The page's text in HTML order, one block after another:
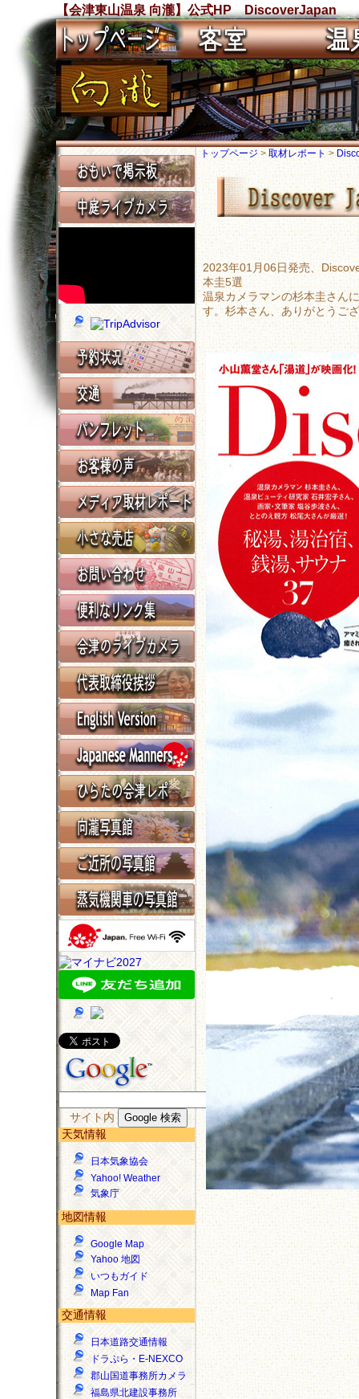
【会津東山温泉 向瀧】公式HP DiscoverJapan
サイト内
天気情報
日本気象協会
Yahoo! Weather
気象庁
地図情報
Google Map
Yahoo 地図
いつもガイド
Map Fan
交通情報
日本道路交通情報
ドラぷら・E-NEXCO
郡山国道事務所カメラ
福島県北建設事務所
トップページ> 取材レポート>
2023年01月06日発売、
本圭5選
温泉カメラマンの杉本圭さん
す。杉本さん、ありがとうご